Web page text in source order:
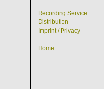
Recording Service
Distribution
Imprint / Privacy
Home